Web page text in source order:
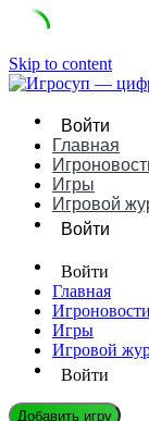
Skip to content
Войти
Главная
Игры
Игровой
Войти
Войти
Главная
Игроновости
Игры
Игровой
Войти
Добавить игру